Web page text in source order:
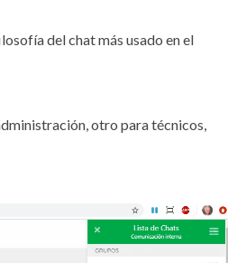
del chat más usado en el
otro para técnicos,